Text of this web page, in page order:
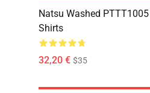
Natsu Washed
Shirts
32,20 € $35